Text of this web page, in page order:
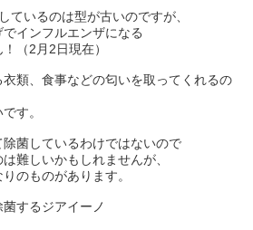
ているのは型が古いのですが、
インフルエンザになる
（2月2日現在）
類、食事などの匂いを取ってくれるの
す。
菌しているわけではないので
難しいかもしれませんが、
のものがあります。
するジアイーノ